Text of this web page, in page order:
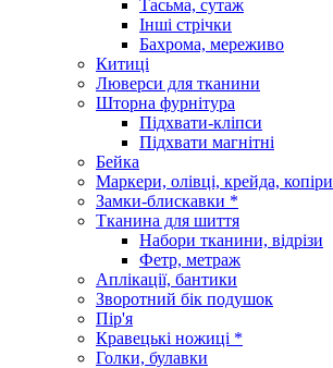
Тасьма, сутаж
Інші стрічки
Бахрома, мереживо
Китиці
Люверси для тканини
Шторна фурнітура
Підхвати-кліпси
Підхвати магнітні
Бейка
Маркери, олівці, крейда, копіри
Замки-блискавки *
Тканина для шиття
Набори тканини, відрізи
Фетр, метраж
Аплікації, бантики
Зворотний бік подушок
Пір'я
Кравецькі ножиці *
Голки, булавки